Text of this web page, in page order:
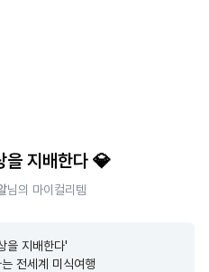
을 지배한다 💎
님의 마이컬리템
을 지배한다'
전세계 미식여행